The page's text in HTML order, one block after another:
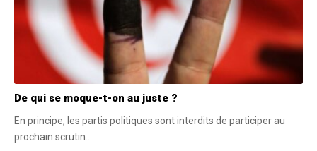
De qui se moque-t-on au juste ?
En principe, les partis politiques sont interdits de participer au
prochain scrutin